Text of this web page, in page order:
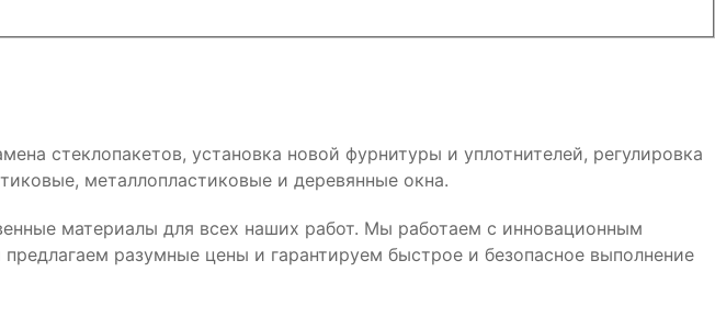
стеклопакетов, установка новой фурнитуры и уплотнителей, регулировка
металлопластиковые и деревянные окна.
материалы для всех наших работ. Мы работаем с инновационным
разумные цены и гарантируем быстрое и безопасное выполнение